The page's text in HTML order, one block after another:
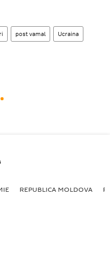
post vamal Ucraina
REPUBLICA MOLDOVA